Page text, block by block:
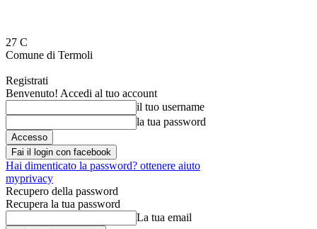
27 C
Comune di Termoli
Registrati
Benvenuto! Accedi al tuo account
il tuo username
la tua password
Fai il login con facebook
Hai dimenticato la password? ottenere aiuto
myprivacy
Recupero della password
Recupera la tua password
La tua email